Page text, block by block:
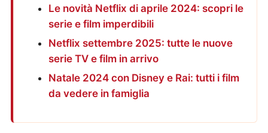
Le novità Netflix di aprile 2024: scopri le
serie e film imperdibili
Netflix settembre 2025: tutte le nuove
serie TV e film in arrivo
Natale 2024 con Disney e Rai: tutti i film
da vedere in famiglia